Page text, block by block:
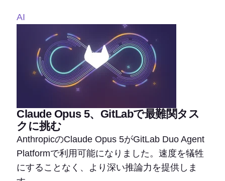
AI
Claude Opus 5、GitLabで最難関タス
クに挑む
AnthropicのClaude Opus 5がGitLab Duo Agent
Platformで利用可能になりました。速度を犠牲
にすることなく、より深い推論力を提供しま